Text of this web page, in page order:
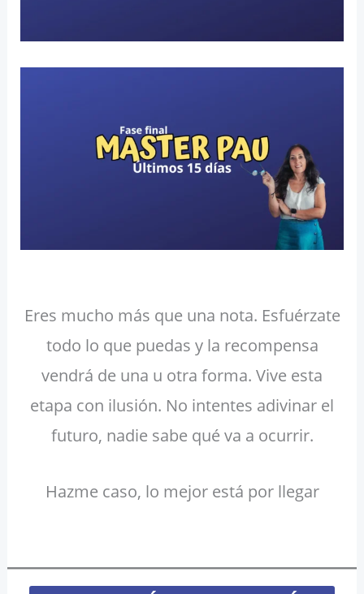
Eres mucho más que una nota. Esfuérzate
todo lo que puedas y la recompensa
vendrá de una u otra forma. Vive esta
etapa con ilusión. No intentes adivinar el
futuro, nadie sabe qué va a ocurrir.
Hazme caso, lo mejor está por llegar